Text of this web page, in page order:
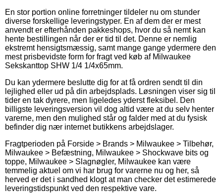
En stor portion online forretninger tildeler nu om stunder
diverse forskellige leveringstyper. En af dem der er mest
anvendt er efterhånden pakkeshops, hvor du så nemt kan
hente bestillingen når der er tid til det. Denne er nemlig
ekstremt hensigtsmæssig, samt mange gange ydermere den
mest prisbevidste form for fragt ved køb af Milwaukee
Sekskanttop SHW 1/4 1/4x65mm.
Du kan ydermere beslutte dig for at få ordren sendt til din
lejlighed eller ud på din arbejdsplads. Løsningen viser sig til
tider en tak dyrere, men ligeledes yderst fleksibel. Den
billigste leveringsversion vil dog altid være at du selv henter
varerne, men den mulighed står og falder med at du fysisk
befinder dig nær internet butikkens arbejdslager.
Fragtperioden på Forside > Brands > Milwaukee > Tilbehør,
Milwaukee > Befæstning, Milwaukee > Shockwave bits og
toppe, Milwaukee > Slagnøgler, Milwaukee kan være
temmelig aktuel om vi har brug for varerne nu og her, så
herved er det i sandhed klogt at man checker det estimerede
leveringstidspunkt ved den respektive vare.